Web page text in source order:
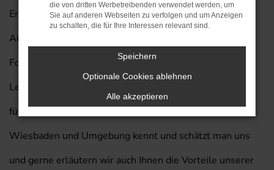
Erfahrung von mehr als 85 Jahren in der
Automobilbranche in jedes Beratungsgespräch mit ein.
Folgt man einer Umfragen unter den Leserinnen und
Lesern der Zeitschrift „Auto Bild“, so waren wir bereits
fünf Mal eines der besten Autohäuser Deutschlands. In
Wiesbaden und Umgebung kennt und schätzt man uns
und gerne erläutern wir auch Ihnen die Vorteile unserer
die von dritten Werbetreibenden verwendet werden, um
Sie auf anderen Webseiten zu verfolgen und um Anzeigen
zu schalten, die für Ihre Interessen relevant sind.
Speichern
Optionale Cookies ablehnen
Alle akzeptieren